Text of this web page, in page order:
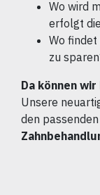
Wo wird
erfolgt
Wo
zu
Da können
Unsere
den passenden